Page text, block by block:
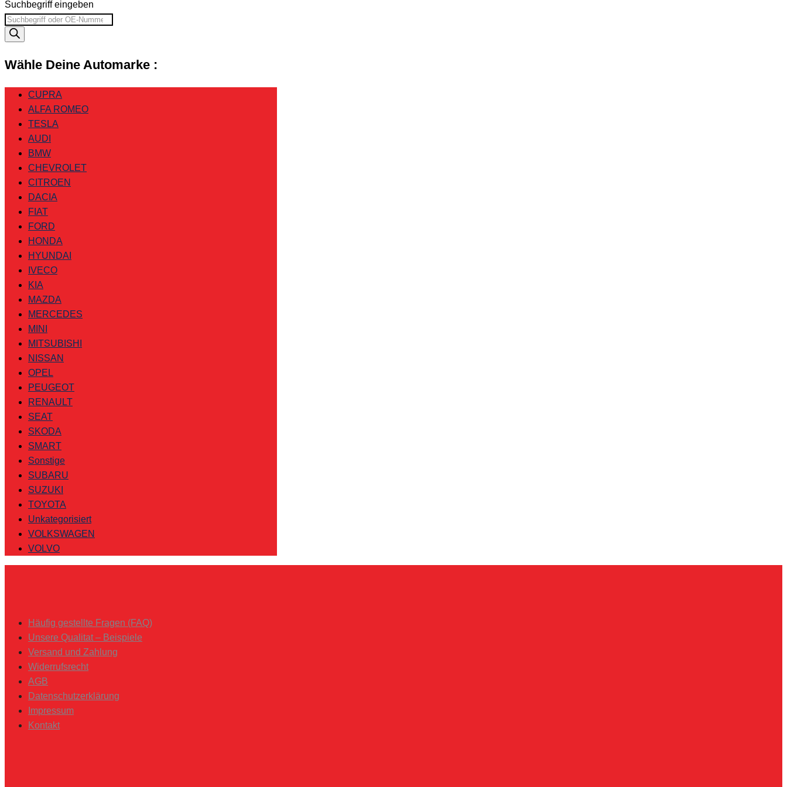
Suchbegriff eingeben
Wähle Deine Automarke :
CUPRA
ALFA ROMEO
TESLA
AUDI
BMW
CHEVROLET
CITROEN
DACIA
FIAT
FORD
HONDA
HYUNDAI
IVECO
KIA
MAZDA
MERCEDES
MINI
MITSUBISHI
NISSAN
OPEL
PEUGEOT
RENAULT
SEAT
SKODA
SMART
Sonstige
SUBARU
SUZUKI
TOYOTA
Unkategorisiert
VOLKSWAGEN
VOLVO
Häufig gestellte Fragen (FAQ)
Unsere Qualitat – Beispiele
Versand und Zahlung
Widerrufsrecht
AGB
Datenschutzerklärung
Impressum
Kontakt